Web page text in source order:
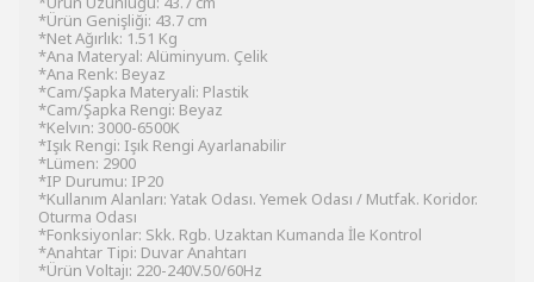
*Ürün Genişliği: 43.7 cm
*Net Ağırlık: 1.51 Kg
*Ana Materyal: Alüminyum. Çelik
*Ana Renk: Beyaz
*Cam/Şapka Materyali: Plastik
*Cam/Şapka Rengi: Beyaz
*Kelvın: 3000-6500K
*Işık Rengi: Işık Rengi Ayarlanabilir
*Lümen: 2900
*IP Durumu: IP20
*Kullanım Alanları: Yatak Odası. Yemek Odası / Mutfak. Koridor.
Oturma Odası
*Fonksiyonlar: Skk. Rgb. Uzaktan Kumanda İle Kontrol
*Anahtar Tipi: Duvar Anahtarı
*Ürün Voltajı: 220-240V.50/60Hz